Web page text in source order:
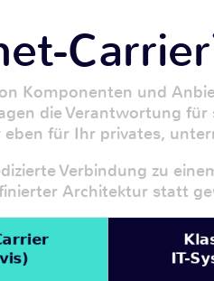
Komponenten und
die Verantwortung für
für Ihr privates,
Verbindung zu
Architektur statt